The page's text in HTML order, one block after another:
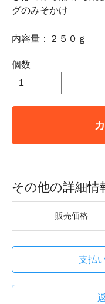
グのみそかけ
内容量：２５０ｇ
個数
その他の詳細情
販売価格
支払